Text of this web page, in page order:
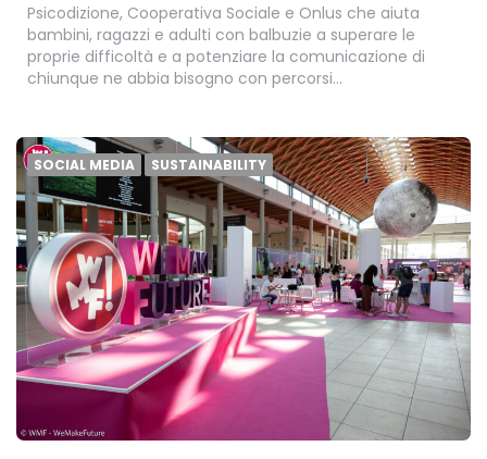
Psicodizione, Cooperativa Sociale e Onlus che aiuta
bambini, ragazzi e adulti con balbuzie a superare le
proprie difficoltà e a potenziare la comunicazione di
chiunque ne abbia bisogno con percorsi…
SOCIAL MEDIA SUSTAINABILITY